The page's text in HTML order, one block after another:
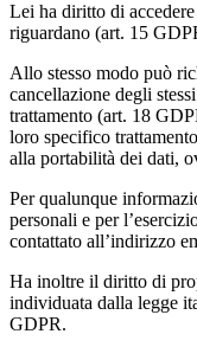
Lei ha diritto di
riguardano (art. 15
Allo stesso modo può
cancellazione degli
trattamento (art. 18
loro specifico
alla portabilità dei dati,
Per qualunque
personali e per
contattato all’indirizzo
Ha inoltre il diritto di
individuata dalla legge
GDPR.